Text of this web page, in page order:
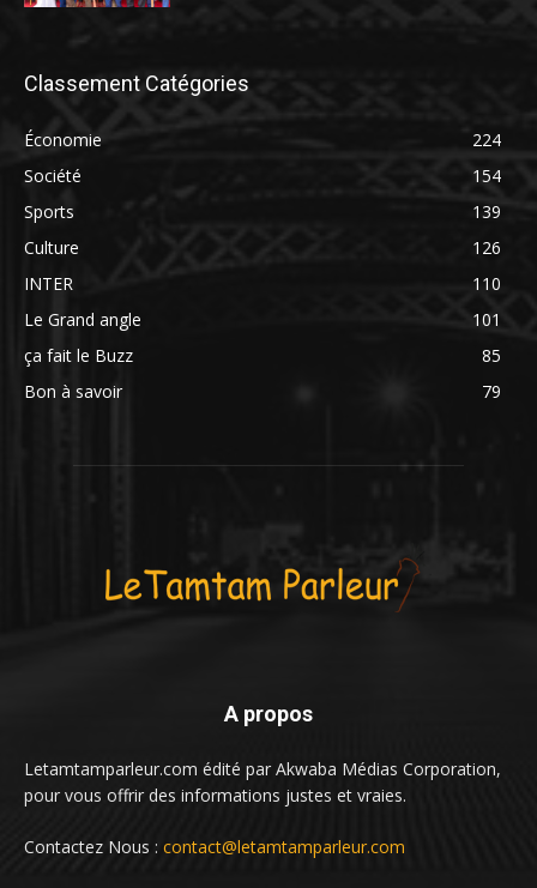
Classement Catégories
Économie
224
Société
154
Sports
139
Culture
126
INTER
110
Le Grand angle
101
ça fait le Buzz
85
Bon à savoir
79
A propos
Letamtamparleur.com édité par Akwaba Médias Corporation,
pour vous offrir des informations justes et vraies.
Contactez Nous : contact@letamtamparleur.com